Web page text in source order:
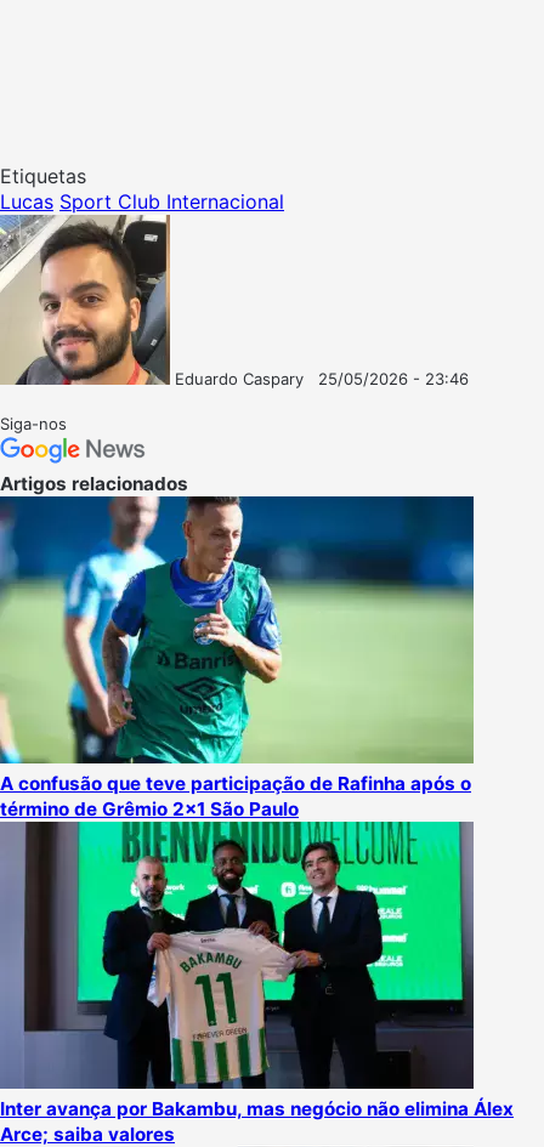
Etiquetas
Lucas Sport Club Internacional
Eduardo Caspary
25/05/2026 - 23:46
Siga-nos
Artigos relacionados
A confusão que teve participação de Rafinha após o
término de Grêmio 2×1 São Paulo
Inter avança por Bakambu, mas negócio não elimina Álex
Arce; saiba valores